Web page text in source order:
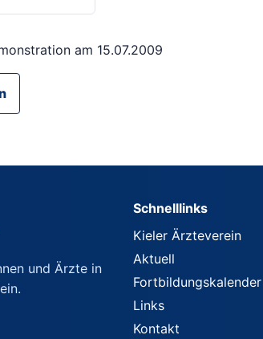
am 15.07.2009
und Ärzte in
Schnelllinks
Kieler Ärzteverein
Aktuell
Fortbildungskalender
Links
Kontakt